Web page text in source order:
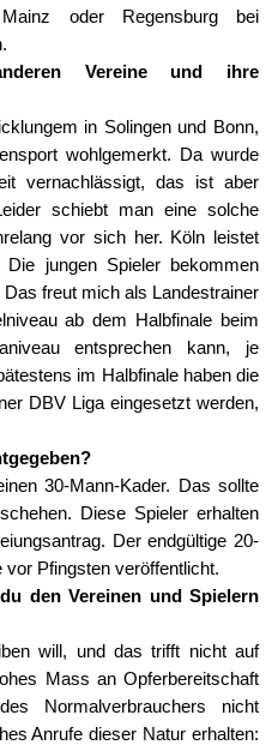
oder Regensburg bei
Vereine und ihre
in Solingen und Bonn,
wohlgemerkt. Da wurde
vernachlässigt, das ist aber
schiebt man eine solche
vor sich her. Köln leistet
Die jungen Spieler bekommen
freut mich als Landestrainer
ab dem Halbfinale beim
entsprechen kann, je
im Halbfinale haben die
DBV Liga eingesetzt werden,
30-Mann-Kader. Das sollte
Diese Spieler erhalten
Der endgültige 20-
Pfingsten veröffentlicht.
den Vereinen und Spielern
will, und das trifft nicht auf
Mass an Opferbereitschaft
Normalverbrauchers nicht
Anrufe dieser Natur erhalten: